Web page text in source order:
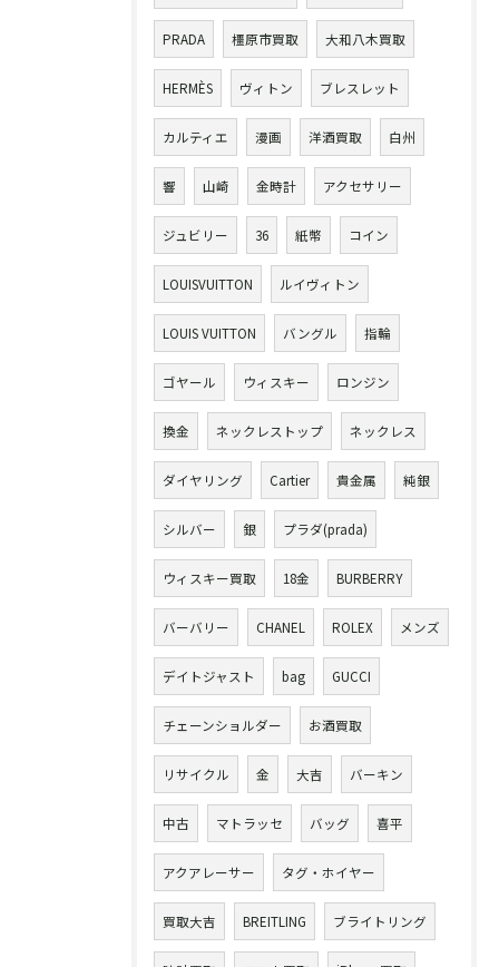
PRADA 橿原市買取 大和八木買取
HERMÈS ヴィトン ブレスレット
カルティエ 漫画 洋酒買取 白州
響 山崎 金時計 アクセサリー
ジュビリー 36 紙幣 コイン
LOUISVUITTON ルイヴィトン
LOUIS VUITTON バングル 指輪
ゴヤール ウィスキー ロンジン
換金 ネックレストップ ネックレス
ダイヤリング Cartier 貴金属 純銀
シルバー 銀 プラダ(prada)
ウィスキー買取 18金 BURBERRY
バーバリー CHANEL ROLEX メンズ
デイトジャスト bag GUCCI
チェーンショルダー お酒買取
リサイクル 金 大吉 バーキン
中古 マトラッセ バッグ 喜平
アクアレーサー タグ・ホイヤー
買取大吉 BREITLING ブライトリング